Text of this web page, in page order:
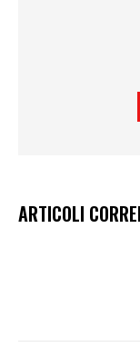
ARTICOLI